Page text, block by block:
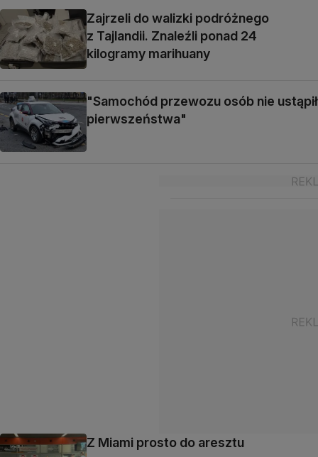
Zajrzeli do walizki podróżnego
z Tajlandii. Znaleźli ponad 24
kilogramy marihuany
"Samochód przewozu osób nie ustąpił
pierwszeństwa"
Z Miami prosto do aresztu